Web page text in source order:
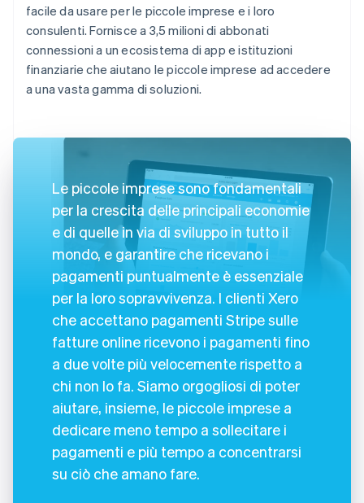
facile da usare per le piccole imprese e i loro
consulenti. Fornisce a 3,5 milioni di abbonati
connessioni a un ecosistema di app e istituzioni
finanziarie che aiutano le piccole imprese ad accedere
a una vasta gamma di soluzioni.
Le piccole imprese sono fondamentali
per la crescita delle principali economie
e di quelle in via di sviluppo in tutto il
mondo, e garantire che ricevano i
pagamenti puntualmente è essenziale
per la loro sopravvivenza. I clienti Xero
che accettano pagamenti Stripe sulle
fatture online ricevono i pagamenti fino
a due volte più velocemente rispetto a
chi non lo fa. Siamo orgogliosi di poter
aiutare, insieme, le piccole imprese a
dedicare meno tempo a sollecitare i
pagamenti e più tempo a concentrarsi
su ciò che amano fare.